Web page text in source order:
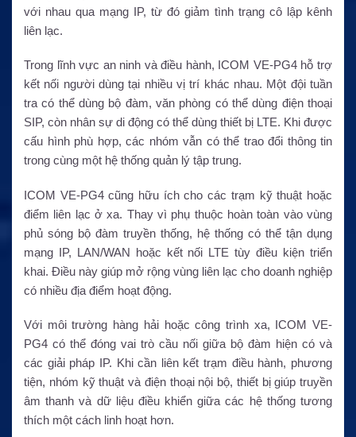
với nhau qua mạng IP, từ đó giảm tình trạng cô lập kênh
liên lạc.
Trong lĩnh vực an ninh và điều hành, ICOM VE-PG4 hỗ trợ
kết nối người dùng tại nhiều vị trí khác nhau. Một đội tuần
tra có thể dùng bộ đàm, văn phòng có thể dùng điện thoại
SIP, còn nhân sự di động có thể dùng thiết bị LTE. Khi được
cấu hình phù hợp, các nhóm vẫn có thể trao đổi thông tin
trong cùng một hệ thống quản lý tập trung.
ICOM VE-PG4 cũng hữu ích cho các trạm kỹ thuật hoặc
điểm liên lạc ở xa. Thay vì phụ thuộc hoàn toàn vào vùng
phủ sóng bộ đàm truyền thống, hệ thống có thể tận dụng
mạng IP, LAN/WAN hoặc kết nối LTE tùy điều kiện triển
khai. Điều này giúp mở rộng vùng liên lạc cho doanh nghiệp
có nhiều địa điểm hoạt động.
Với môi trường hàng hải hoặc công trình xa, ICOM VE-
PG4 có thể đóng vai trò cầu nối giữa bộ đàm hiện có và
các giải pháp IP. Khi cần liên kết trạm điều hành, phương
tiện, nhóm kỹ thuật và điện thoại nội bộ, thiết bị giúp truyền
âm thanh và dữ liệu điều khiển giữa các hệ thống tương
thích một cách linh hoạt hơn.